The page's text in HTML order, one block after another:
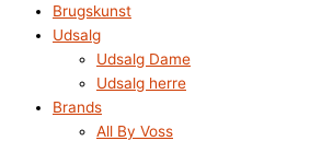
Brugskunst
Udsalg
Udsalg Dame
Udsalg herre
Brands
All By Voss